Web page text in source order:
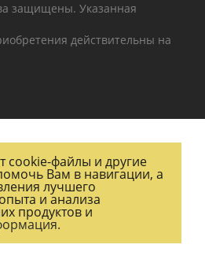
защищены. Указанная
действительны на
cookie-файлы и другие
Вам в навигации, а
лучшего
и анализа
продуктов и